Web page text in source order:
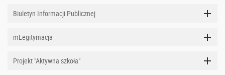
Biuletyn Informacji Publicznej
mLegitymacja
Projekt "Aktywna szkoła"